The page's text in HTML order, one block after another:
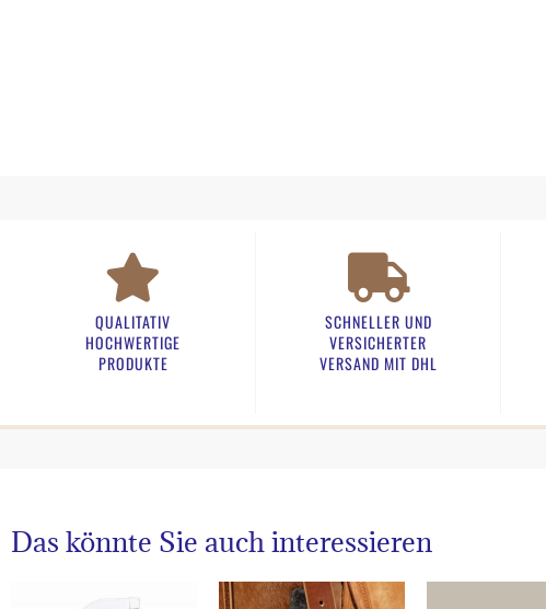
QUALITATIV
HOCHWERTIGE
PRODUKTE
SCHNELLER UND
VERSICHERTER
VERSAND MIT DHL
Das könnte Sie auch interessieren